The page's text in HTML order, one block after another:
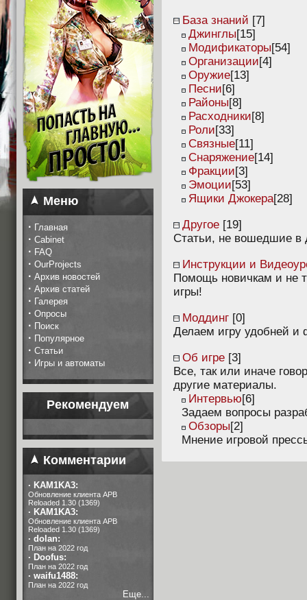
Меню
· Главная
· Cabinet
· FAQ
· OurProjects
· Архив новостей
· Архив статей
· Галерея
· Опросы
· Поиск
· Популярное
· Статьи
· Игры и автоматы
Рекомендуем
Комментарии
· KAM1KA3:
Обновление клиента APB
Reloaded 1.30 (1369)
· KAM1KA3:
Обновление клиента APB
Reloaded 1.30 (1369)
· dolan:
План на 2022 год
· Doofus:
План на 2022 год
· waifu1488:
План на 2022 год
Еще...
База знаний [7]
Джинглы[15]
Модификаторы[54]
Организации[4]
Оружие[13]
Песни[6]
Районы[8]
Расходники[8]
Роли[33]
Связные[11]
Снаряжение[14]
Фракции[3]
Эмоции[53]
Ящики Джокера[28]
Другое [19]
Статьи, не вошедшие в
Инструкции и
Помощь новичкам и не
игры!
Моддинг [0]
Делаем игру удобней и
Об игре [3]
Все, так или иначе
другие материалы.
Интервью[6]
Задаем вопросы
Обзоры[2]
Мнение игровой